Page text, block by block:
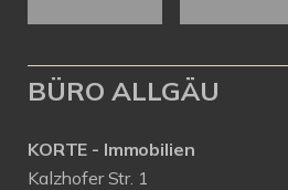
BÜRO ALLGÄU
KORTE - Immobilien
Kalzhofer Str. 1